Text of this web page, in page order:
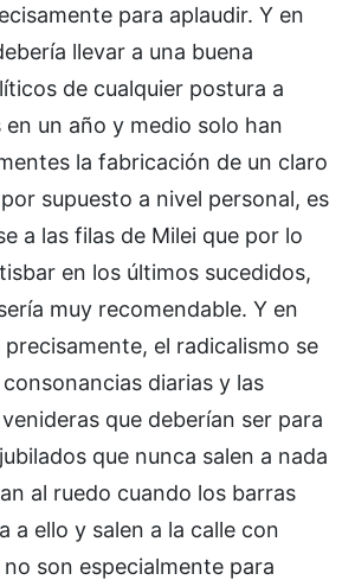
para aplaudir. Y en
llevar a una buena
de cualquier postura a
en un año y medio solo han
la fabricación de un claro
supuesto a nivel personal, es
a las filas de Milei que por lo
en los últimos sucedidos,
muy recomendable. Y en
el radicalismo se
diarias y las
que deberían ser para
que nunca salen a nada
al ruedo cuando los barras
a ello y salen a la calle con
son especialmente para